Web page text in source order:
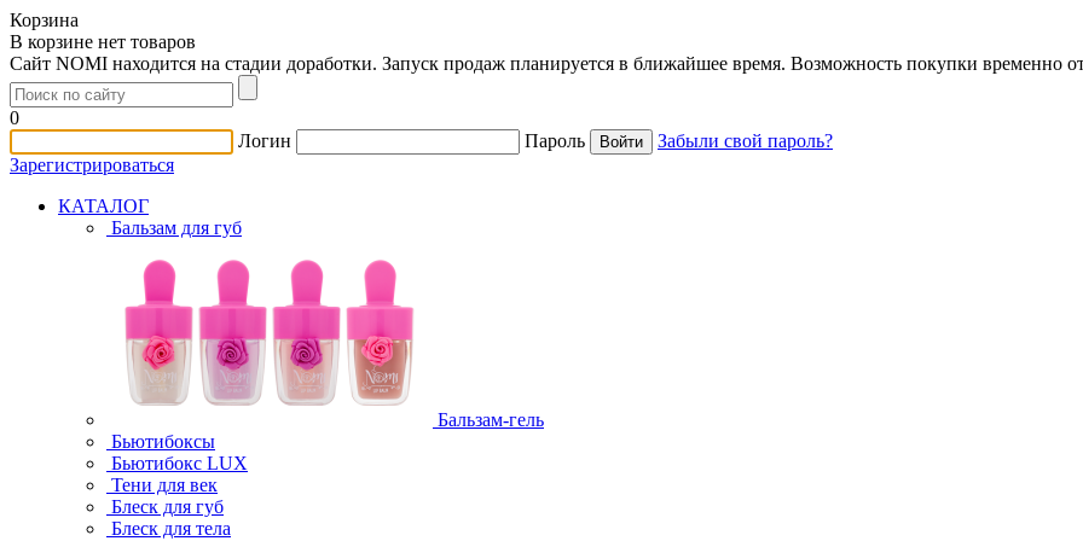
Корзина
В корзине нет товаров
Сайт NOMI находится на стадии доработки. Запуск продаж планируется в ближайшее время. Возможность покупки временно
0
Логин
Пароль
Забыли свой пароль?
Зарегистрироваться
КАТАЛОГ
Бальзам для губ
Бальзам-гель
Бьютибоксы
Бьютибокс LUX
Тени для век
Блеск для губ
Блеск для тела